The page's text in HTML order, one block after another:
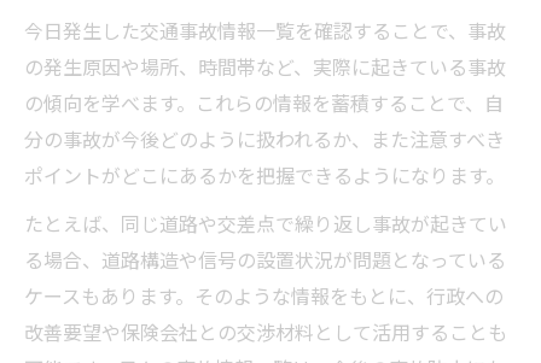
今日発生した交通事故情報一覧を確認することで、事故
の発生原因や場所、時間帯など、実際に起きている事故
の傾向を学べます。これらの情報を蓄積することで、自
分の事故が今後どのように扱われるか、また注意すべき
ポイントがどこにあるかを把握できるようになります。
たとえば、同じ道路や交差点で繰り返し事故が起きてい
る場合、道路構造や信号の設置状況が問題となっている
ケースもあります。そのような情報をもとに、行政への
改善要望や保険会社との交渉材料として活用することも